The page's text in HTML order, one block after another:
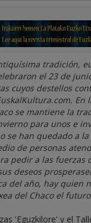
tradición,
el 23 de
cuyos destellos
En
se mantiene la
para unos e
se han quedado a
de personas
pedir a las fuerzas
deseos
del año, hay quien
del Chaco el
'Eguzkilore' y el